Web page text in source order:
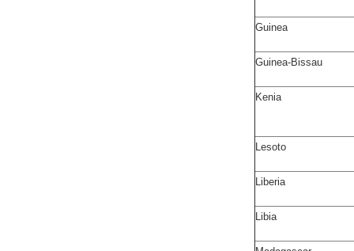
Guinea
Guinea-Bissau
Kenia
Lesoto
Liberia
Libia